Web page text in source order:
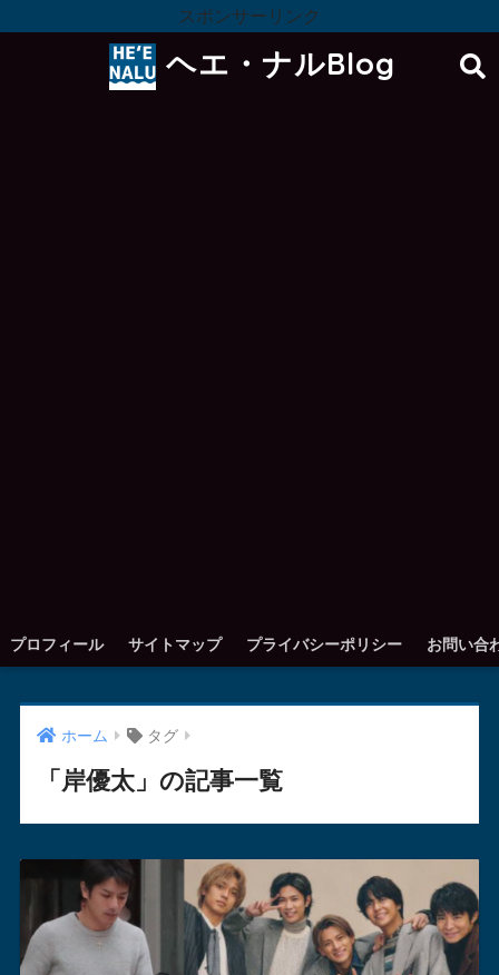
スポンサーリンク
ヘエ・ナルBlog
プロフィール サイトマップ プライバシーポリシー お問い合
ホーム タグ
「岸優太」の記事一覧